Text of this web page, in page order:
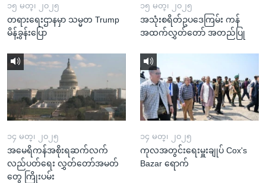
၁၅ မတ္၊ ၂၀၂၅
တရားရေးဌာနမှာ သမ္မတ Trump
မိန့်ခွန်းပြော
၁၅ မတ္၊ ၂၀၂၅
အသုံးစရိတ်ဥပဒေကြမ်း ကန်
အထက်လွှတ်တော် အတည်ပြု
၁၄ မတ္၊ ၂၀၂၅
အမေရိကန်အစိုးရဆက်လက်
လည်ပတ်ရေး လွှတ်တော်အမတ်
တွေ ကြိုးပမ်း
၁၄ မတ္၊ ၂၀၂၅
ကုလအတွင်းရေးမှူးချုပ် Cox's
Bazar ရောက်